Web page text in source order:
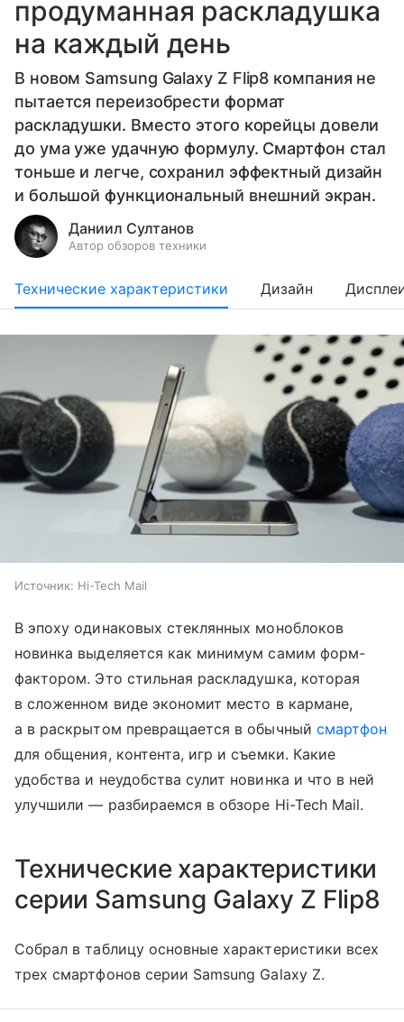
продуманная раскладушка
на каждый день
В новом Samsung Galaxy Z Flip8 компания не
пытается переизобрести формат
раскладушки. Вместо этого корейцы довели
до ума уже удачную формулу. Смартфон стал
тоньше и легче, сохранил эффектный дизайн
и большой функциональный внешний экран.
Даниил Султанов
Автор обзоров техники
Технические характеристики Дизайн
Источник: Hi-Tech Mail
В эпоху одинаковых стеклянных моноблоков
новинка выделяется как минимум самим форм-
фактором. Это стильная раскладушка, которая
в сложенном виде экономит место в кармане,
а в раскрытом превращается в обычный смартфон
для общения, контента, игр и съемки. Какие
удобства и неудобства сулит новинка и что в ней
улучшили — разбираемся в обзоре Hi-Tech Mail.
Технические характеристики
серии Samsung Galaxy Z Flip8
Собрал в таблицу основные характеристики всех
трех смартфонов серии Samsung Galaxy Z.